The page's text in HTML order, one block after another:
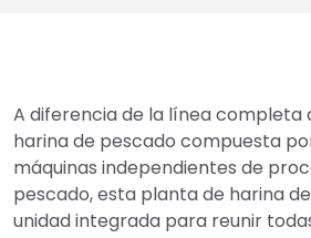
A diferencia de la línea completa
harina de pescado compuesta
máquinas independientes de
pescado, esta planta de harina
unidad integrada para reunir